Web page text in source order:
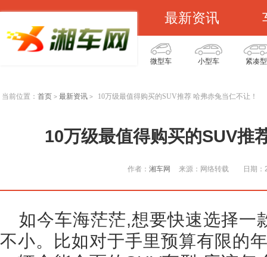
最新资讯
微型车 小型车 紧凑型
当前位置： 首页 > 最新资讯 > 10万级最值得购买的SUV推荐 哈弗赤兔当仁不让！
10万级最值得购买的SUV推
作者： 湘车网 来源：网络转载 日期
如今车海茫茫,想要快速选择一
不小。比如对于手里预算有限的